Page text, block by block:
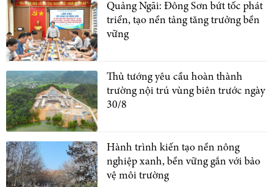
Quảng Ngãi: Đông Sơn bứt tốc phát
triển, tạo nền tảng tăng trưởng bền
vững
Thủ tướng yêu cầu hoàn thành
trường nội trú vùng biên trước ngày
30/8
Hành trình kiến tạo nền nông
nghiệp xanh, bền vững gắn với bảo
vệ môi trường